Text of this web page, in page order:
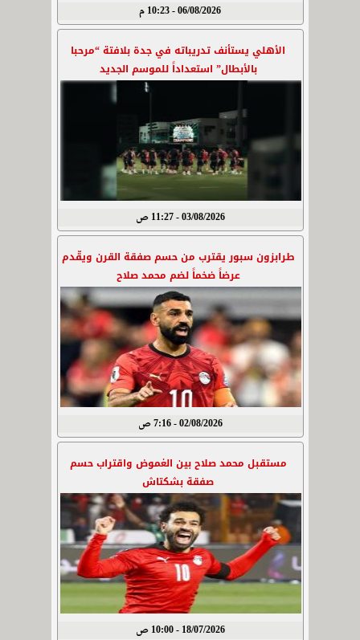
06/08/2026 - 10:23 م
الأهلي يستأنف تدريباته في جدة بلافتة “مرحبا
بالأبطال” استعداداً للموسم الجديد
03/08/2026 - 11:27 ص
طرابزون سبور يقترب من حسم صفقة القرن ويقّدم
عرضاً ضخماً لضم محمد صلاح
02/08/2026 - 7:16 ص
مستقبل محمد صلاح بين الغموض واقتراب حسم
صفقة بشكتاش
18/07/2026 - 10:00 ص